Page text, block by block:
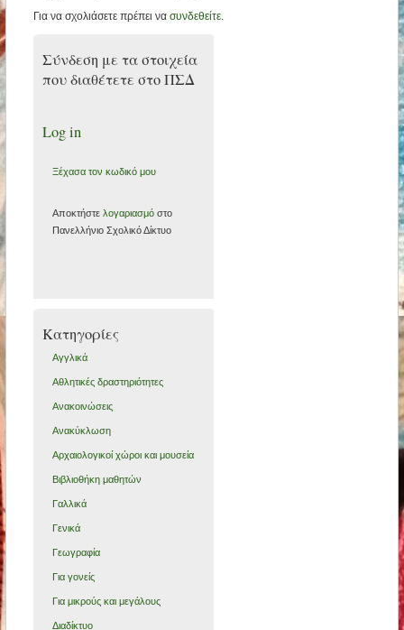
Για να σχολιάσετε πρέπει να συνδεθείτε.
Σύνδεση με τα στοιχεία
που διαθέτετε στο ΠΣΔ
Log in
Ξέχασα τον κωδικό μου
Αποκτήστε λογαριασμόστο
Πανελλήνιο Σχολικό Δίκτυο
Kατηγορίες
Αγγλικά
Αθλητικές δραστηριότητες
Ανακοινώσεις
Ανακύκλωση
Αρχαιολογικοί χώροι και μουσεία
Βιβλιοθήκη μαθητών
Γαλλικά
Γενικά
Γεωγραφία
Για γονείς
Για μικρούς και μεγάλους
Διαδίκτυο